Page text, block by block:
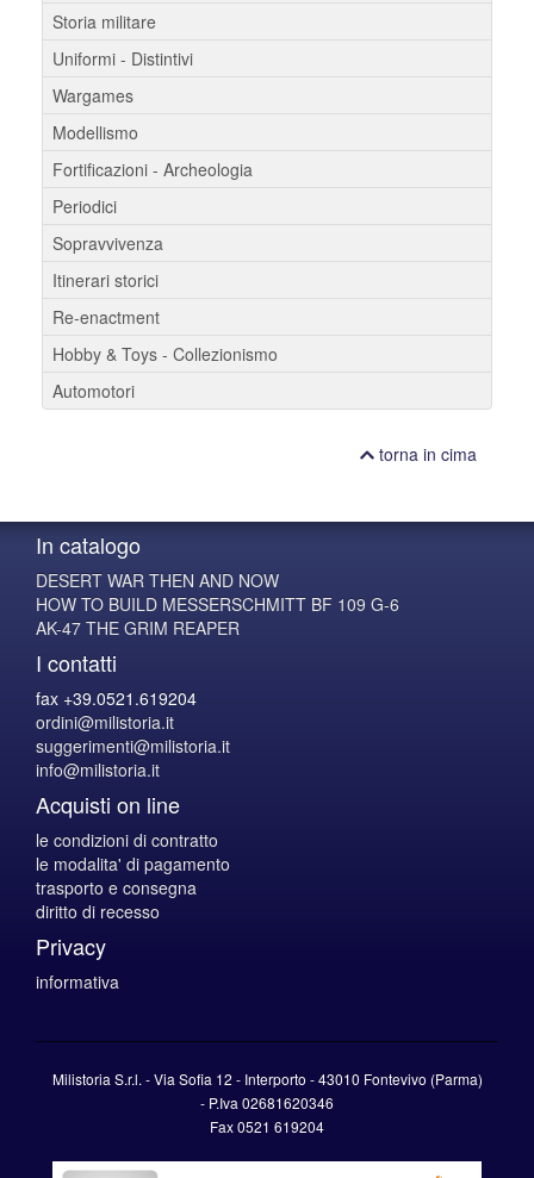
Storia militare
Uniformi - Distintivi
Wargames
Modellismo
Fortificazioni - Archeologia
Periodici
Sopravvivenza
Itinerari storici
Re-enactment
Hobby & Toys - Collezionismo
Automotori
torna in cima
In catalogo
DESERT WAR THEN AND NOW
HOW TO BUILD MESSERSCHMITT BF 109 G-6
AK-47 THE GRIM REAPER
I contatti
fax +39.0521.619204
ordini@milistoria.it
suggerimenti@milistoria.it
info@milistoria.it
Acquisti on line
le condizioni di contratto
le modalita' di pagamento
trasporto e consegna
diritto di recesso
Privacy
informativa
Milistoria S.r.l. - Via Sofia 12 - Interporto - 43010 Fontevivo (Parma)
- P.Iva 02681620346
Fax 0521 619204